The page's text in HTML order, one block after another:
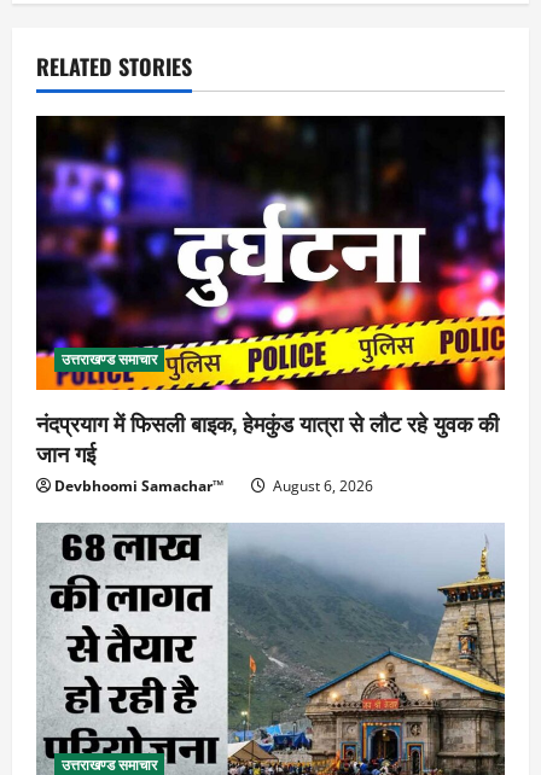
RELATED STORIES
उत्तराखण्ड समाचार
नंदप्रयाग में फिसली बाइक, हेमकुंड यात्रा से लौट रहे युवक की
जान गई
Devbhoomi Samachar™ August 6, 2026
उत्तराखण्ड समाचार